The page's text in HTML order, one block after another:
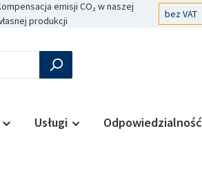
emisji CO₂ w naszej
produkcji
bez VAT
Usługi Odpowiedzialność